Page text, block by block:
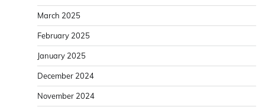
March 2025
February 2025
January 2025
December 2024
November 2024